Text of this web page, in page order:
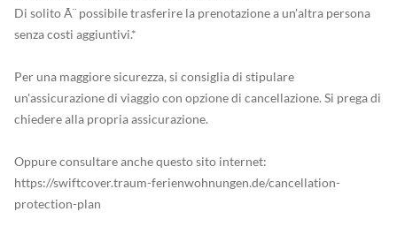
Di solito Ã¨ possibile trasferire la prenotazione a un'altra persona
senza costi aggiuntivi.*
Per una maggiore sicurezza, si consiglia di stipulare
un'assicurazione di viaggio con opzione di cancellazione. Si prega di
chiedere alla propria assicurazione.
Oppure consultare anche questo sito internet:
https://swiftcover.traum-ferienwohnungen.de/cancellation-
protection-plan